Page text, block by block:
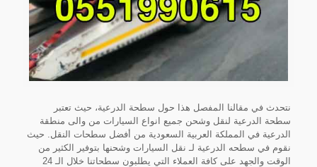
نتحدث في مقالنا المفصل هذا حول سطحة الدرعية، حيث تعتبر
سطحة الدرعية لنقل وشحن جميع انواع السيارات من والى منطقة
الدرعية في المملكة العربية السعودية من أفضل سطحات النقل. حيث
نقوم في سطحه الدرعية لـ نقل السيارات وشحنها بتوفير الكثير من
الوقت والجهد على كافة العملاء التي يطلبون سطحاتنا خلال الـ 24